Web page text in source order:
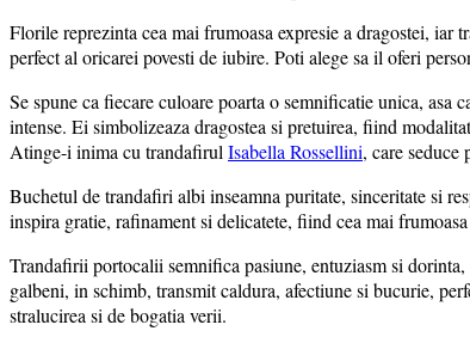
Florile reprezinta cea mai frumoasa expresie a dragostei,
perfect al oricarei povesti de iubire. Poti alege sa il oferi
Se spune ca fiecare culoare poarta o semnificatie unica,
intense. Ei simbolizeaza dragostea si pretuirea, fiind
Atinge-i inima cu trandafirulIsabella Rossellini, care
Buchetul de trandafiri albi inseamna puritate, sinceritate si
inspira gratie, rafinament si delicatete, fiind cea mai
Trandafirii portocalii semnifica pasiune, entuziasm si
galbeni, in schimb, transmit caldura, afectiune si bucurie,
stralucirea si de bogatia verii.